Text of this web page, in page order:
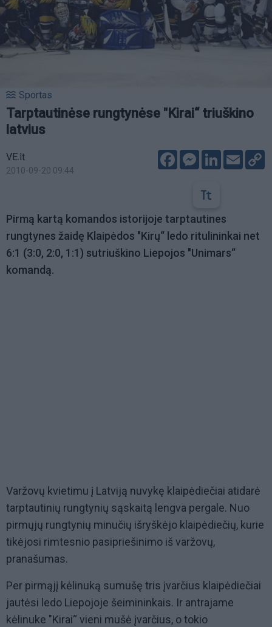
Sportas
Tarptautinėse rungtynėse "Kirai“ triuškino
latvius
VE.lt
2010-09-20 09:44
FacebookMessenger
LinkedIn
Email
Pirmą kartą komandos istorijoje tarptautines
rungtynes žaidę Klaipėdos "Kirų“ ledo ritulininkai net
6:1 (3:0, 2:0, 1:1) sutriuškino Liepojos "Unimars“
komandą.
Varžovų kvietimu į Latviją nuvykę klaipėdiečiai atidarė
tarptautinių rungtynių sąskaitą lengva pergale. Nuo
pirmųjų rungtynių minučių išryškėjo klaipėdiečių, kurie
tikėjosi rimtesnio pasipriešinimo iš varžovų,
pranašumas.
Per pirmąjį kėlinuką sumušę tris įvarčius klaipėdiečiai
jautėsi ledo Liepojoje šeimininkais. Ir antrajame
kėlinuke "Kirai“ vieni mušė įvarčius, o tokio